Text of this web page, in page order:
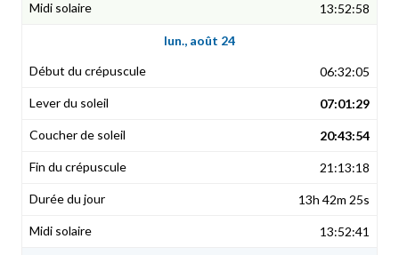
13:52:58
lun., août 24
06:32:05
07:01:29
20:43:54
21:13:18
13h 42m 25s
13:52:41